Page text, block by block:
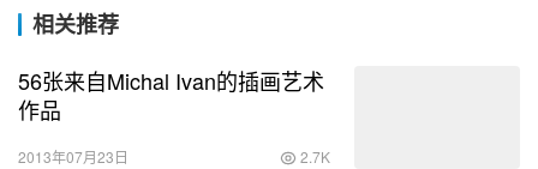
相关推荐
56张来自Michal Ivan的插画艺术
作品
2013年07月23日 2.7K